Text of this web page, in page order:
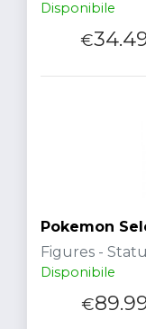
Disponibile
€
Pokemon
Figures -
Disponibile
€